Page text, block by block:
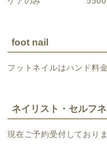
foot nail
フットネイルはハンド料
ネイリスト・セルフ
現在ご予約受付しており